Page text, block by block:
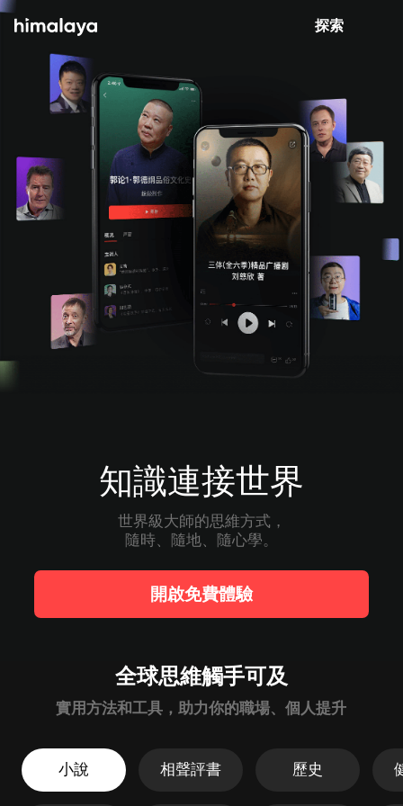
Himalaya-有聲書
4.8k 安裝
打開 App
知識連接世界
世界級大師的思維方式，
隨時、隨地、隨心學。
實用方法和工具，助力你的職場、個人提升